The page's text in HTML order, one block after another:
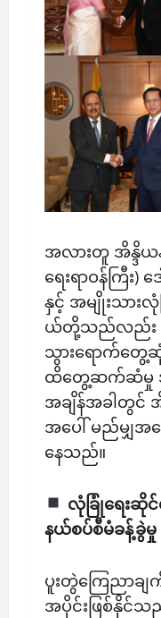
အလားတူ ​အိန္ဒိယနို
ရေးရာဝန်ကြီး
နှင့် အမျိုးသားလုံ
ယ်တို့သည်လည်း မြ
သွားရောက်တွေ့
ထိတွေ့ဆက်ဆံမှု
အချိန်အခါတွင်
အပေါ် မည်မျှအလ
နေသည်။
လုံခြုံရေးဆိုင်
နယ်စပ်စီမံခန့်ခွဲမှု
ပူးတွဲကြေညာခ
အပိုင်းဖြစ်နိုင်သ